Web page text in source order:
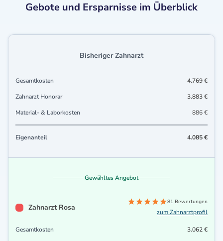
Gebote und Ersparnisse im Überblick
Bisheriger Zahnarzt
Gesamtkosten
4.769 €
Zahnarzt Honorar
3.883 €
Material- & Laborkosten
886 €
Eigenanteil 4.085 €
Gewähltes Angebot
Zahnarzt Rosa
81 Bewertungen
zum Zahnarztprofil
Gesamtkosten
3.062 €